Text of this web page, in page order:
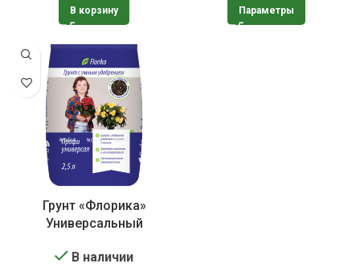
В корзину Параметры
Грунт «Флорика»
Универсальный
В наличии